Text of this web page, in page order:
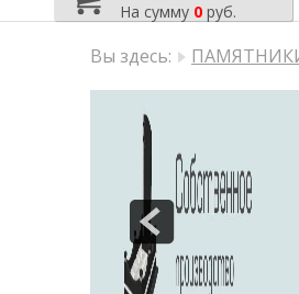
На сумму 0руб.
Вы здесь: